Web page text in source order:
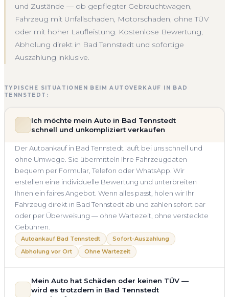
und Zustände — ob gepflegter Gebrauchtwagen,
Fahrzeug mit Unfallschaden, Motorschaden, ohne TÜV
oder mit hoher Laufleistung. Kostenlose Bewertung,
Abholung direkt in Bad Tennstedt und sofortige
Auszahlung inklusive.
TYPISCHE SITUATIONEN BEIM AUTOVERKAUF IN BAD
TENNSTEDT:
Ich möchte mein Auto in Bad Tennstedt
schnell und unkompliziert verkaufen
Der Autoankauf in Bad Tennstedt läuft bei uns schnell und
ohne Umwege. Sie übermitteln Ihre Fahrzeugdaten
bequem per Formular, Telefon oder WhatsApp. Wir
erstellen eine individuelle Bewertung und unterbreiten
Ihnen ein faires Angebot. Wenn alles passt, holen wir Ihr
Fahrzeug direkt in Bad Tennstedt ab und zahlen sofort bar
oder per Überweisung — ohne Wartezeit, ohne versteckte
Gebühren.
Autoankauf Bad Tennstedt
Sofort-Auszahlung
Abholung vor Ort
Ohne Wartezeit
Mein Auto hat Schäden oder keinen TÜV —
wird es trotzdem in Bad Tennstedt